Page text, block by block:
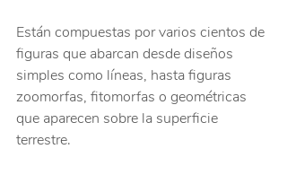
Están compuestas por varios cientos de
figuras que abarcan desde diseños
simples como líneas, hasta figuras
zoomorfas, fitomorfas o geométricas
que aparecen sobre la superficie
terrestre.